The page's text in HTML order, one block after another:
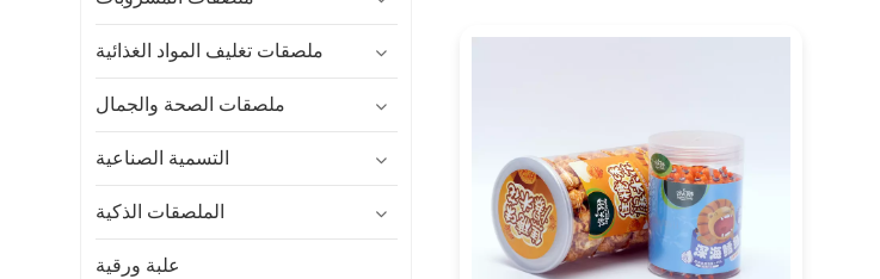
ملصقات تغليف المواد الغذائية
ملصقات الصحة والجمال
التسمية الصناعية
الملصقات الذكية
علبة ورقية